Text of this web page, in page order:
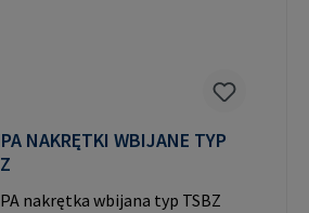
NAKRĘTKI WBIJANE TYP
nakrętka wbijana typ TSBZ